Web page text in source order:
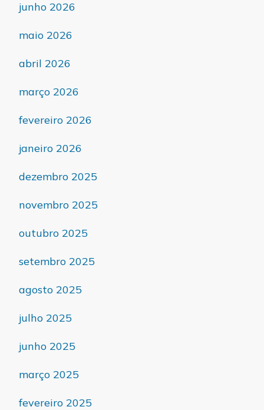
junho 2026
maio 2026
abril 2026
março 2026
fevereiro 2026
janeiro 2026
dezembro 2025
novembro 2025
outubro 2025
setembro 2025
agosto 2025
julho 2025
junho 2025
março 2025
fevereiro 2025